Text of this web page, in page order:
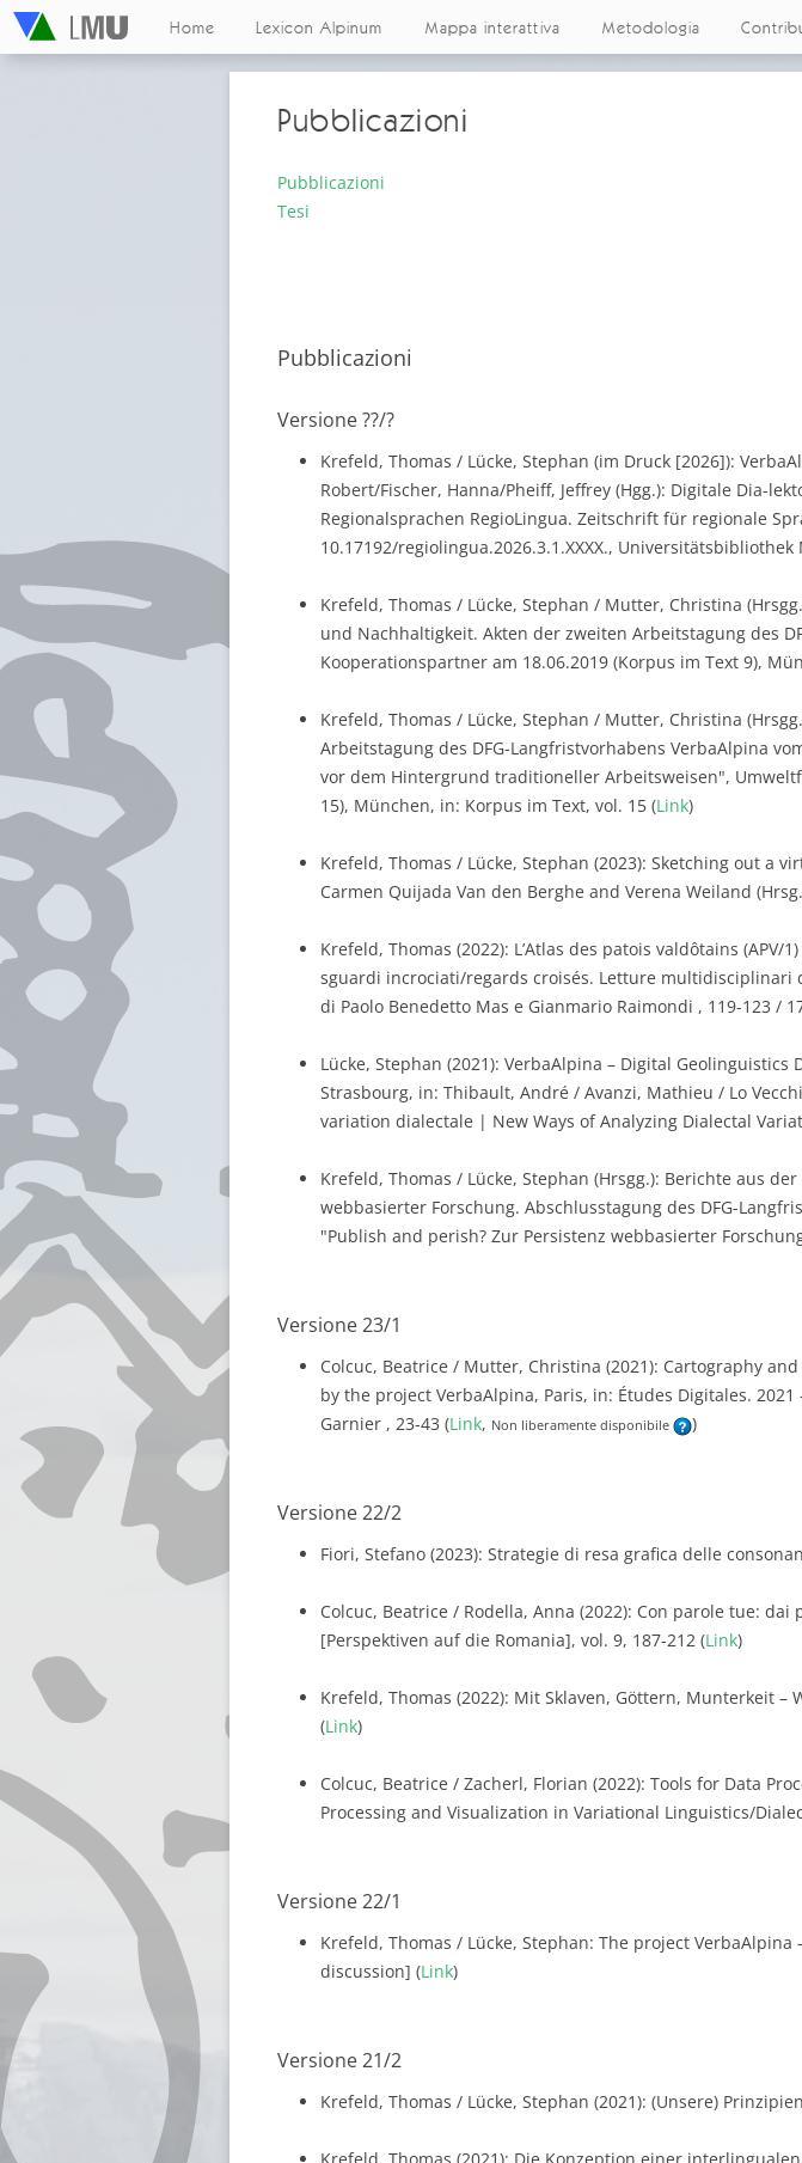
Home Lexicon Alpinum Mappa interattiva Metodologia
Pubblicazioni
Pubblicazioni
Tesi
Pubblicazioni
Versione ??/?
Krefeld, Thomas / Lücke, Stephan (im Druck [2026]):
Robert/Fischer, Hanna/Pheiff, Jeffrey (Hgg.): Digitale Dia-
Regionalsprachen RegioLingua. Zeitschrift für regionale
10.17192/regiolingua.2026.3.1.XXXX.,
Krefeld, Thomas / Lücke, Stephan / Mutter, Christina
und Nachhaltigkeit. Akten der zweiten Arbeitstagung des
Kooperationspartner am 18.06.2019 (Korpus im Text 9),
Krefeld, Thomas / Lücke, Stephan / Mutter, Christina
Arbeitstagung des DFG-Langfristvorhabens VerbaAlpina
vor dem Hintergrund traditioneller Arbeitsweisen",
15), München, in: Korpus im Text, vol. 15 (Link)
Krefeld, Thomas / Lücke, Stephan (2023): Sketching out a
Carmen Quijada Van den Berghe and Verena Weiland
Krefeld, Thomas (2022): L’Atlas des patois valdôtains
sguardi incrociati/regards croisés. Letture multidisciplinari
di Paolo Benedetto Mas e Gianmario Raimondi , 119-123 /
Lücke, Stephan (2021): VerbaAlpina – Digital
Strasbourg, in: Thibault, André / Avanzi, Mathieu / Lo
variation dialectale | New Ways of Analyzing Dialectal
Krefeld, Thomas / Lücke, Stephan (Hrsgg.): Berichte aus
webbasierter Forschung. Abschlusstagung des DFG-
"Publish and perish? Zur Persistenz webbasierter
Versione 23/1
Colcuc, Beatrice / Mutter, Christina (2021): Cartography
by the project VerbaAlpina, Paris, in: Études Digitales.
Garnier , 23-43 (Link, Non liberamente disponibile )
Versione 22/2
Fiori, Stefano (2023): Strategie di resa grafica delle
Colcuc, Beatrice / Rodella, Anna (2022): Con parole tue:
[Perspektiven auf die Romania], vol. 9, 187-212 (Link)
Krefeld, Thomas (2022): Mit Sklaven, Göttern, Munterkeit
(Link)
Colcuc, Beatrice / Zacherl, Florian (2022): Tools for Data
Processing and Visualization in Variational Linguistics/
Versione 22/1
Krefeld, Thomas / Lücke, Stephan: The project
discussion] (Link)
Versione 21/2
Krefeld, Thomas / Lücke, Stephan (2021): (Unsere)